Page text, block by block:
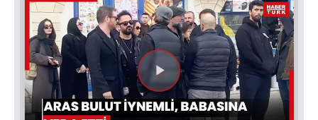
Videoyu
Oynat